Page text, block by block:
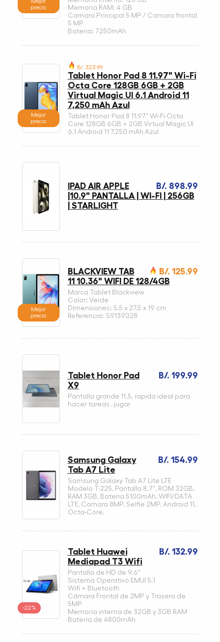
Mejor
precio
Memoria RAM: 4 GB
Camara Principal 5 MP / Camara frontal
5 MP
Bateria: 7250mAh
Mejor
precio
B/. 323.99
Tablet Honor Pad 8 11.97" Wi-Fi
Octa Core 128GB 6GB + 2GB
Virtual Magic UI 6.1 Android 11
7,250 mAh Azul
Tablet Honor Pad 8 11.97" Wi-Fi Octa
Core 128GB 6GB + 2GB Virtual Magic UI
6.1 Android 11 7,250 mAh Azul
B/. 898.99
IPAD AIR APPLE
|10.9" PANTALLA | WI-FI | 256GB
| STARLIGHT
Mejor
precio
B/. 125.99
BLACKVIEW TAB
11 10.36" WIFI DE 128/4GB
Marca Tablet Blackview
Color: Verde
Dimensiones: 5,5 x 27,5 x 19 cm
Referencia: S9139028
B/. 199.99
Tablet Honor Pad
X9
Pantalla grande 11.5, rapida ideal para
hacer tareas , jugar
B/. 154.99
Samsung Galaxy
Tab A7 Lite
Samsung Galaxy Tab A7 Lite LTE
Modelo T-225, Pantalla 8.7", ROM 32GB,
RAM 3GB, Bateria 5100mAh, WIFI/DATA
LTE, Camara 8MP, Selfie 2MP, Android 11,
Octa-Core.
-22%
B/. 132.99
Tablet Huawei
Mediapad T3 Wifi
Pantalla de HD de 9.6"
Sistema Operativo EMUI 5.1
Wifi + Bluetooth
Cámara Frontal de 2MP y Trasera de
5MP
Memoria interna de 32GB y 3GB RAM
Batería de 4800mAh